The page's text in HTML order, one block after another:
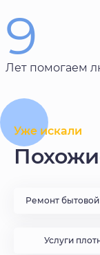
9
Лет помогаем
Уже искали
Ремонт бытовой
Услуги